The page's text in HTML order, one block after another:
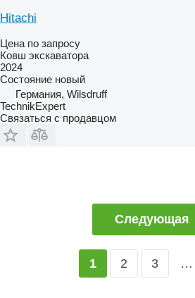
Hitachi
Цена по запросу
Ковш экскаватора
2024
Состояние новый
Германия, Wilsdruff
TechnikExpert
Связаться с продавцом
Следующая
1 2 3 …